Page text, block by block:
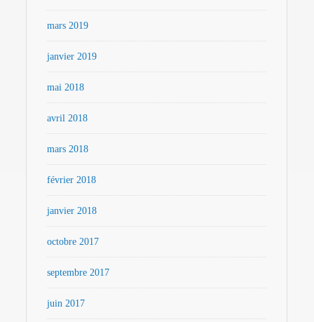
mars 2019
janvier 2019
mai 2018
avril 2018
mars 2018
février 2018
janvier 2018
octobre 2017
septembre 2017
juin 2017